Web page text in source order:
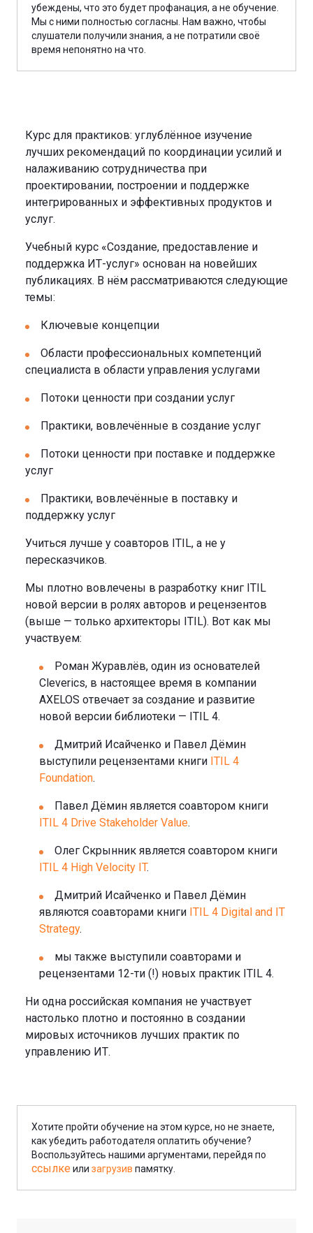
убеждены, что это будет профанация, а не обучение.
Мы с ними полностью согласны. Нам важно, чтобы
слушатели получили знания, а не потратили своё
время непонятно на что.
Курс для практиков: углублённое изучение
лучших рекомендаций по координации усилий и
налаживанию сотрудничества при
проектировании, построении и поддержке
интегрированных и эффективных продуктов и
услуг.
Учебный курс «Создание, предоставление и
поддержка ИТ-услуг» основан на новейших
публикациях. В нём рассматриваются следующие
темы:
Ключевые концепции
Области профессиональных компетенций
специалиста в области управления услугами
Потоки ценности при создании услуг
Практики, вовлечённые в создание услуг
Потоки ценности при поставке и поддержке
услуг
Практики, вовлечённые в поставку и
поддержку услуг
Учиться лучше у соавторов ITIL, а не у
пересказчиков.
Мы плотно вовлечены в разработку книг ITIL
новой версии в ролях авторов и рецензентов
(выше — только архитекторы ITIL). Вот как мы
участвуем:
Роман Журавлёв, один из основателей
Cleverics, в настоящее время в компании
AXELOS отвечает за создание и развитие
новой версии библиотеки — ITIL 4.
Дмитрий Исайченко и Павел Дёмин
выступили рецензентами книги ITIL 4
Foundation.
Павел Дёмин является соавтором книги
ITIL 4 Drive Stakeholder Value.
Олег Скрынник является соавтором книги
ITIL 4 High Velocity IT.
Дмитрий Исайченко и Павел Дёмин
являются соавторами книги ITIL 4 Digital and IT
Strategy.
мы также выступили соавторами и
рецензентами 12-ти (!) новых практик ITIL 4.
Ни одна российская компания не участвует
настолько плотно и постоянно в создании
мировых источников лучших практик по
управлению ИТ.
Хотите пройти обучение на этом курсе, но не знаете,
как убедить работодателя оплатить обучение?
Воспользуйтесь нашими аргументами, перейдя по
ссылкеили загрузив памятку.